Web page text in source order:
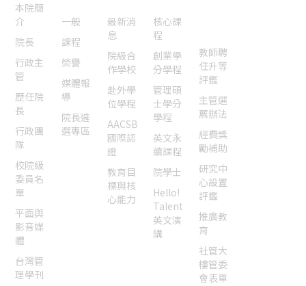
本院簡
介
院長
行政主
管
歷任院
長
行政團
隊
校院級
委員名
單
平面與
影音媒
體
台灣管
理學刊
一般
課程
榮譽
媒體報
導
院長遴
選專區
最新消
息
院級合
作學校
赴外學
位學程
AACSB
國際認
證
教育目
標與核
心能力
核心課
程
創業學
分學程
管理碩
士學分
學程
英文永
續課程
院學士
Hello!
Talent
英文演
講
教師聘
任升等
評鑑
主管選
薦辦法
經費獎
勵補助
研究中
心設置
評鑑
推廣教
育
社管大
樓管委
會表單